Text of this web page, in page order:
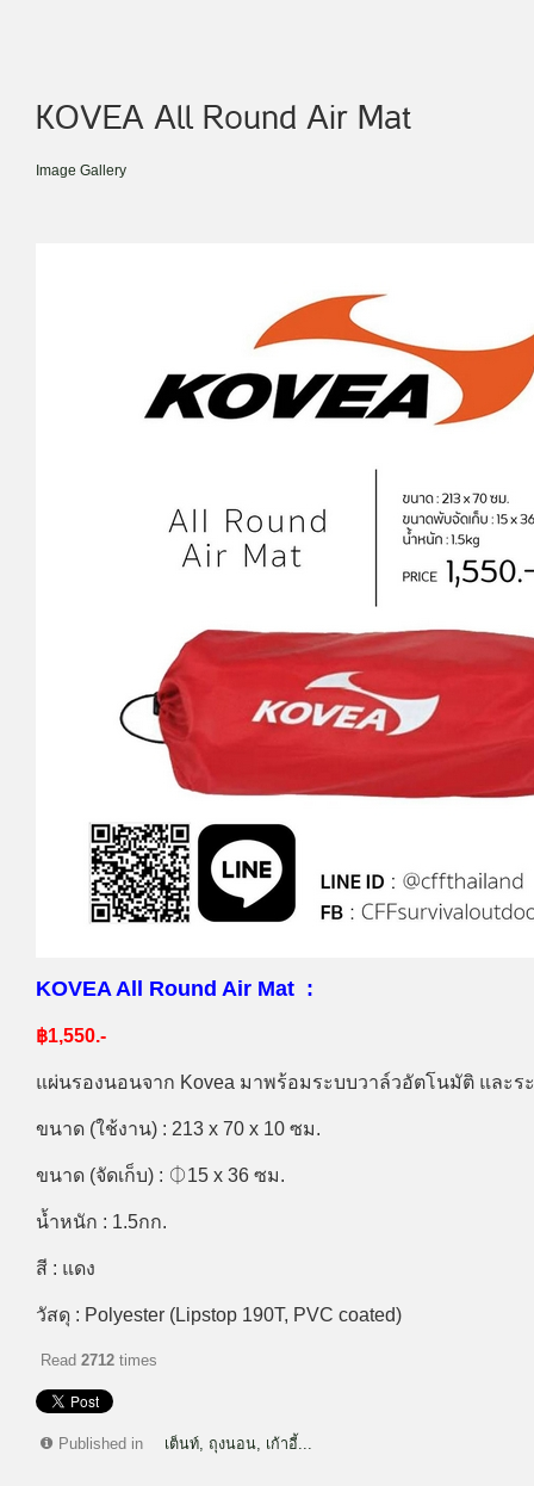
KOVEA All Round Air Mat
Image Gallery
KOVEA All Round Air Mat :
฿1,550.-
แผ่นรองนอนจาก Kovea มาพร้อมระบบวาล์วอัตโนมัติ และร
ขนาด (ใช้งาน) : 213 x 70 x 10 ซม.
ขนาด (จัดเก็บ) : ⏀15 x 36 ซม.
น้ำหนัก : 1.5กก.
สี : แดง
วัสดุ : Polyester (Lipstop 190T, PVC coated)
Read 2712 times
Published in เต็นท์, ถุงนอน, เก้าอี้...